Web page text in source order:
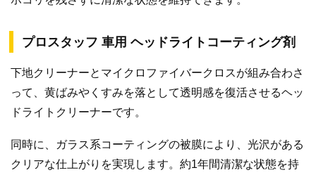
プロスタッフ 車用 ヘッドライトコーティング剤
下地クリーナーとマイクロファイバークロスが組み合わさ
って、黄ばみやくすみを落として透明感を復活させるヘッ
ドライトクリーナーです。
同時に、ガラス系コーティングの被膜により、光沢がある
クリアな仕上がりを実現します。約1年間清潔な状態を持